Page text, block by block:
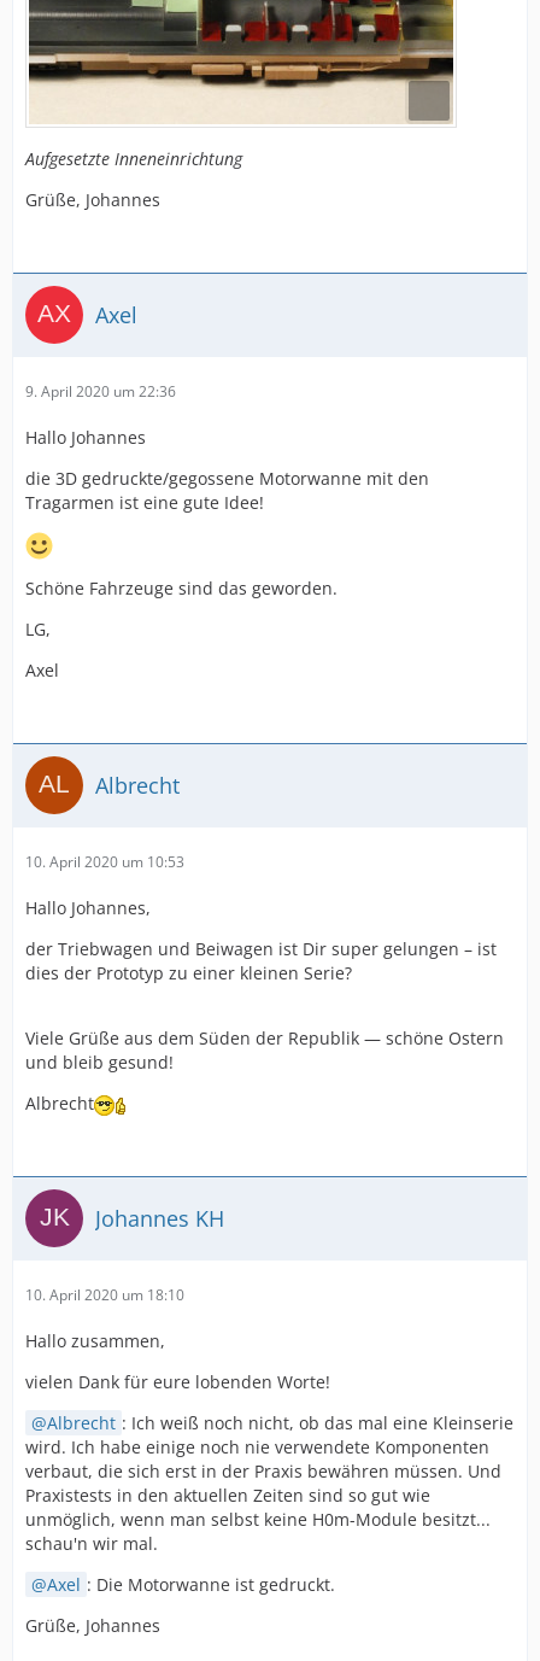
Aufgesetzte Inneneinrichtung
Grüße, Johannes
Axel
9. April 2020 um 22:36
Hallo Johannes
die 3D gedruckte/gegossene Motorwanne mit den
Tragarmen ist eine gute Idee!
Schöne Fahrzeuge sind das geworden.
LG,
Axel
Albrecht
10. April 2020 um 10:53
Hallo Johannes,
der Triebwagen und Beiwagen ist Dir super gelungen – ist
dies der Prototyp zu einer kleinen Serie?
Viele Grüße aus dem Süden der Republik — schöne Ostern
und bleib gesund!
Albrecht
Johannes KH
10. April 2020 um 18:10
Hallo zusammen,
vielen Dank für eure lobenden Worte!
Albrecht : Ich weiß noch nicht, ob das mal eine Kleinserie
wird. Ich habe einige noch nie verwendete Komponenten
verbaut, die sich erst in der Praxis bewähren müssen. Und
Praxistests in den aktuellen Zeiten sind so gut wie
unmöglich, wenn man selbst keine H0m-Module besitzt...
schau'n wir mal.
Axel : Die Motorwanne ist gedruckt.
Grüße, Johannes